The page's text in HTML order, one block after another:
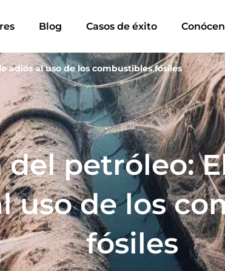
Blog Casos de éxito
adiós al uso de los combustibles fósiles
del petróleo:
uso de los
fósiles